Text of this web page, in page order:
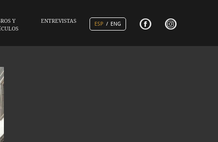
#
F
ESP / ENG
ENTREVISTAS
Y